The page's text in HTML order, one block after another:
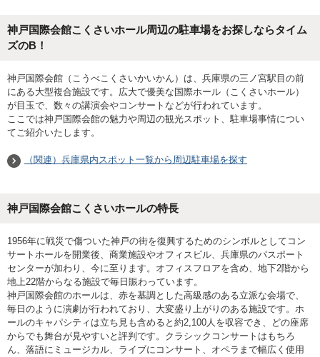
神戸国際会館こくさいホール周辺の駐車場をお探しならタイム
ズのB！
神戸国際会館（こうべこくさいかいかん）は、兵庫県の三ノ宮駅目の前
にある大型複合施設です。広大で優美な国際ホール（こくさいホール）
が目玉で、数々の講演会やコンサートなどが行われています。
ここでは神戸国際会館の魅力や周辺の観光スポット、駐車場事情につい
てご紹介いたします。
（関連）兵庫県内スポット一覧から周辺駐車場を探す
神戸国際会館こくさいホールの特長
1956年に戦災で傷ついた神戸の街を復興するためのシンボルとしてコン
サートホールを開業後、商業施設やオフィスビル、兵庫県のパスポート
センターが加わり、今に至ります。オフィスフロアを含め、地下2階から
地上22階からなる施設で毎日賑わっています。
神戸国際会館のホールは、赤を基調とした高級感のある立派な会場で、
毎日のように演劇が行われており、大変盛り上がりのある施設です。ホ
ールのキャパシティは立ち見も含めると約2,100人を収容でき、どの座席
からでも舞台が見やすいと評判です。クラシックコンサートはもちろ
ん、落語にミュージカル、ライブにコンサート、オペラまで幅広く使用